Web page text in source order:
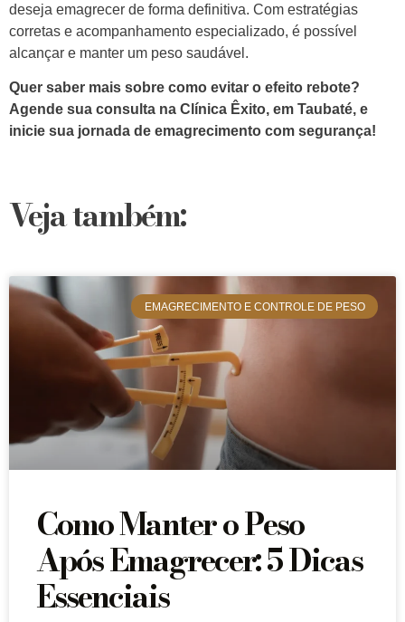
deseja emagrecer de forma definitiva. Com estratégias
corretas e acompanhamento especializado, é possível
alcançar e manter um peso saudável.
Quer saber mais sobre como evitar o efeito rebote?
Agende sua consulta na Clínica Êxito, em Taubaté, e
inicie sua jornada de emagrecimento com segurança!
Veja também:
EMAGRECIMENTO E CONTROLE DE PESO
Como Manter o Peso
Após Emagrecer: 5 Dicas
Essenciais